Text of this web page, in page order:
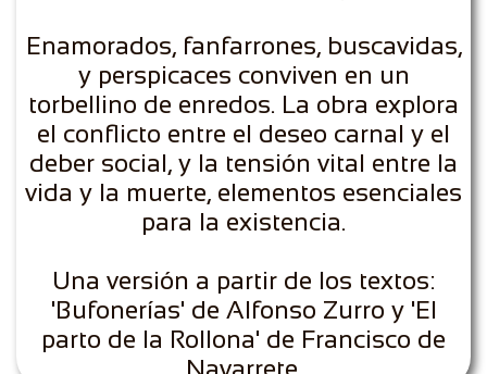
Enamorados, fanfarrones, buscavidas,
y perspicaces conviven en un
torbellino de enredos. La obra explora
el conflicto entre el deseo carnal y el
deber social, y la tensión vital entre la
vida y la muerte, elementos esenciales
para la existencia.
Una versión a partir de los textos:
'Bufonerías' de Alfonso Zurro y 'El
parto de la Rollona' de Francisco de